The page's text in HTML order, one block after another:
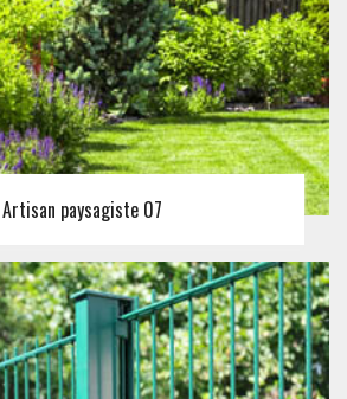
Artisan paysagiste 07